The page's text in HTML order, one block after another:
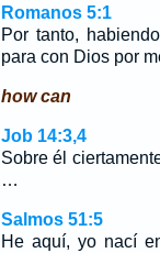
Romanos 5:1
Por tanto,
para con Dios por
how can
Job 14:3,4
Sobre él
…
Salmos 51:5
He aquí, yo nací